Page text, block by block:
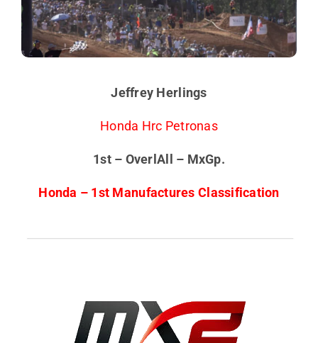
Jeffrey Herlings
Honda Hrc Petronas
1st – OverlAll – MxGp.
Honda – 1st Manufactures Classification